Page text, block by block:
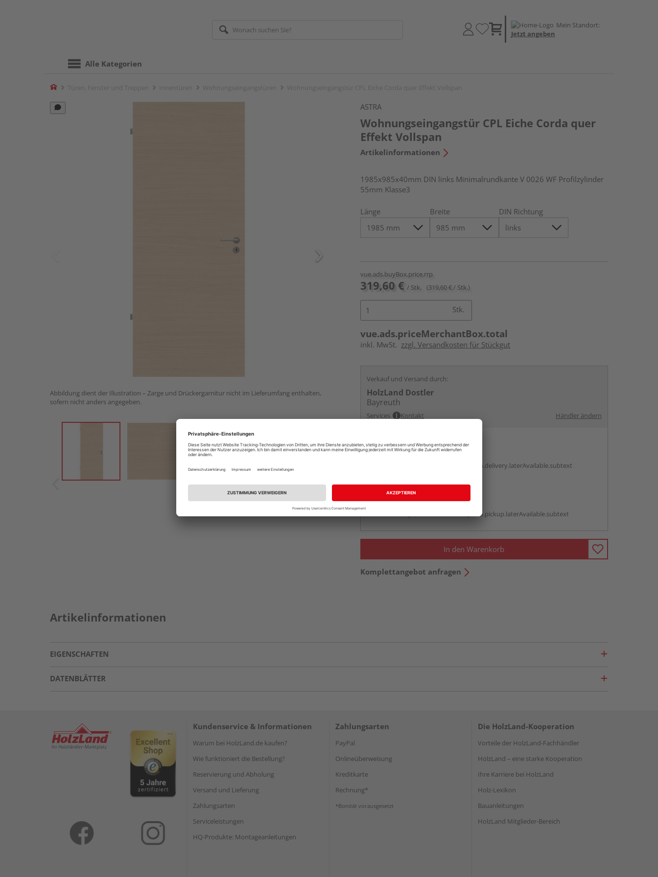
Mein Standort:
Jetzt angeben
Alle Kategorien
Home
Abbildung dient der Illustration – Zarge und Drückergarnitur nicht im Lieferumfang enthalten,
sofern nicht anders angegeben.
ASTRA
Wohnungseingangstür CPL Eiche Corda quer
Effekt Vollspan
Artikelinformationen
1985x985x40mm DIN links Minimalrundkante V 0026 WF Profilzylinder
55mm Klasse3
Länge Breite DIN Richtung
vue.ads.buyBox.price.rrp
319,60 € / Stk. (319,60 € / Stk.)
Stk.
vue.ads.priceMerchantBox.total
inkl. MwSt. zzgl. Versandkosten für Stückgut
Verkauf und Versand durch:
HolzLand Dostler
Bayreuth
Services Kontakt Händler ändern
Online bestellen
vue.ads.priceMerchantBox.option.delivery.laterAvailable.subtext
Beim Händler abholen
vue.ads.priceMerchantBox.option.pickup.laterAvailable.subtext
In den Warenkorb
Komplettangebot anfragen
Artikelinformationen
EIGENSCHAFTEN
DATENBLÄTTER
Kundenservice & Informationen
Warum bei HolzLand.de kaufen?
Wie funktioniert die Bestellung?
Reservierung und Abholung
Versand und Lieferung
Zahlungsarten
Serviceleistungen
HQ-Produkte: Montageanleitungen
Zahlungsarten
PayPal
Onlineüberweisung
Kreditkarte
Rechnung*
*Bonität vorausgesetzt
Die HolzLand-Kooperation
Vorteile der HolzLand-Fachhändler
HolzLand – eine starke Kooperation
Ihre Karriere bei HolzLand
Holz-Lexikon
Bauanleitungen
HolzLand Mitglieder-Bereich